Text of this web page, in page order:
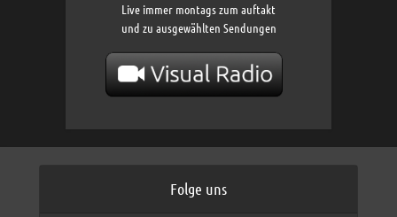
Live immer montags zum auftakt
und zu ausgewählten Sendungen
Folge uns